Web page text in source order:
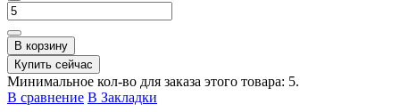
В корзину
Купить сейчас
Минимальное кол-во для заказа этого товара: 5.
В сравнение В Закладки